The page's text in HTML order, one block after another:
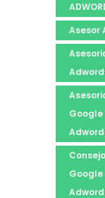
Asesor
Google
Google